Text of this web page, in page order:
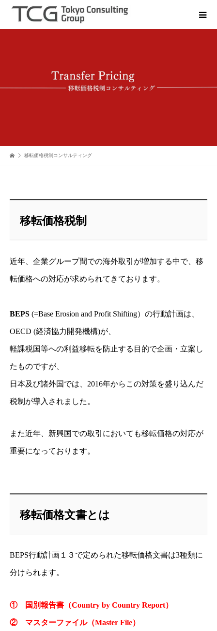
移転価格税制コンサルティング
移転価格税制
近年、企業グループ間での海外取引が増加する中で、移
転価格への対応が求められてきております。
BEPS (=Base Erosion and Profit Shifting）の行動計画は、
OECD (経済協力開発機構)が、
軽課税国等への利益移転を防止する目的で企画・立案し
たものですが、
日本及び諸外国では、2016年からこの対策を盛り込んだ
税制が導入されました。
また近年、新興国での取引においても移転価格の対応が
重要になっております。
移転価格文書とは
BEPS行動計画１３で定められた移転価格文書は3種類に
分けられます。
① 国別報告書（Country by Country Report）
② マスターファイル（Master File）